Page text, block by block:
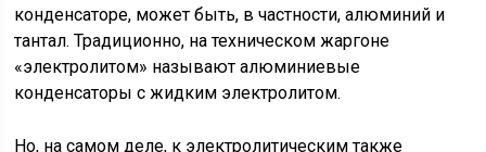
конденсаторе, может быть, в частности, алюминий и
тантал. Традиционно, на техническом жаргоне
«электролитом» называют алюминиевые
конденсаторы с жидким электролитом.
Но, на самом деле, к электролитическим также